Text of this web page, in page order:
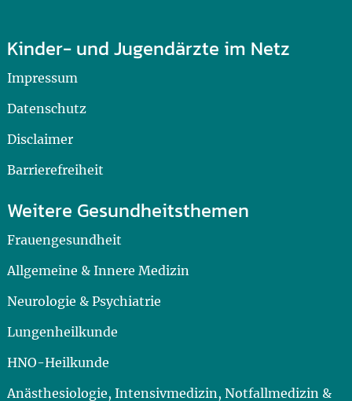
Kinder- und Jugendärzte im Netz
Impressum
Datenschutz
Disclaimer
Barrierefreiheit
Weitere Gesundheitsthemen
Frauengesundheit
Allgemeine & Innere Medizin
Neurologie & Psychiatrie
Lungenheilkunde
HNO-Heilkunde
Anästhesiologie, Intensivmedizin, Notfallmedizin &